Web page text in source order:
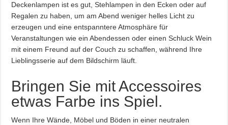
Deckenlampen ist es gut, Stehlampen in den Ecken oder auf
Regalen zu haben, um am Abend weniger helles Licht zu
erzeugen und eine entspanntere Atmosphäre für
Veranstaltungen wie ein Abendessen oder einen Schluck Wein
mit einem Freund auf der Couch zu schaffen, während Ihre
Lieblingsserie auf dem Bildschirm läuft.
Bringen Sie mit Accessoires
etwas Farbe ins Spiel.
Wenn Ihre Wände, Möbel und Böden in einer neutralen